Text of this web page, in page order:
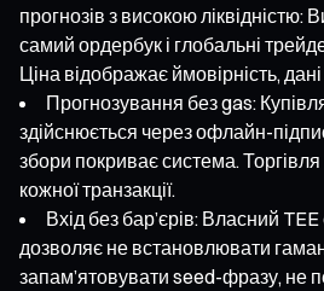
прогнозів з високою ліквідністю:
самий ордербук і глобальні
Ціна відображає ймовірність,
Прогнозування без gas:
здійснюється через офлайн-
збори покриває система.
кожної транзакції.
Вхід без бар’єрів: Власний
дозволяє не встановлювати
запам’ятовувати seed-фразу, не